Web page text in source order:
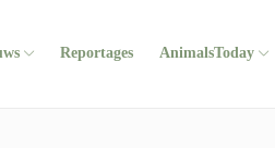
Reportages AnimalsToday